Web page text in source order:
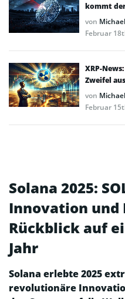
kommt
von
Februar
XRP-
Zweifel aus
von
Februar
Solana 2025:
Innovation und
Rückblick auf
Jahr
Solana erlebte 2025
revolutionäre